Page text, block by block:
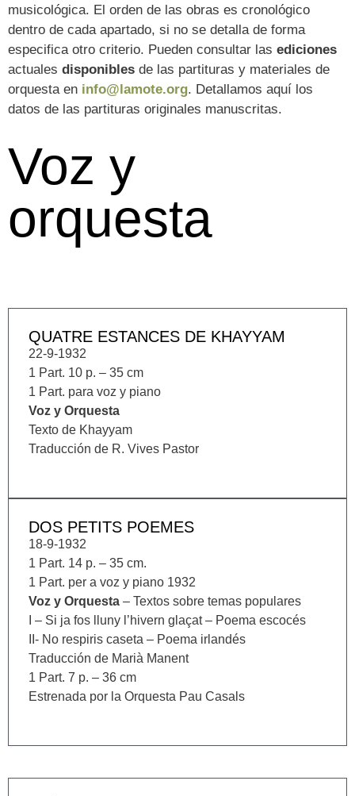
musicológica. El orden de las obras es cronológico
dentro de cada apartado, si no se detalla de forma
especifica otro criterio. Pueden consultar las ediciones
actuales disponibles de las partituras y materiales de
orquesta en info@lamote.org. Detallamos aquí los
datos de las partituras originales manuscritas.
Voz y
orquesta
QUATRE ESTANCES DE KHAYYAM
22-9-1932
1 Part. 10 p. – 35 cm
1 Part. para voz y piano
Voz y Orquesta
Texto de Khayyam
Traducción de R. Vives Pastor
DOS PETITS POEMES
18-9-1932
1 Part. 14 p. – 35 cm.
1 Part. per a voz y piano 1932
Voz y Orquesta – Textos sobre temas populares
I – Si ja fos lluny l’hivern glaçat – Poema escocés
II- No respiris caseta – Poema irlandés
Traducción de Marià Manent
1 Part. 7 p. – 36 cm
Estrenada por la Orquesta Pau Casals